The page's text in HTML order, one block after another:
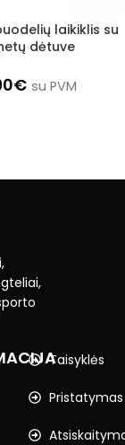
laikiklis su
dėtuve
€ su PVM
Taisyklės
Pristatymas